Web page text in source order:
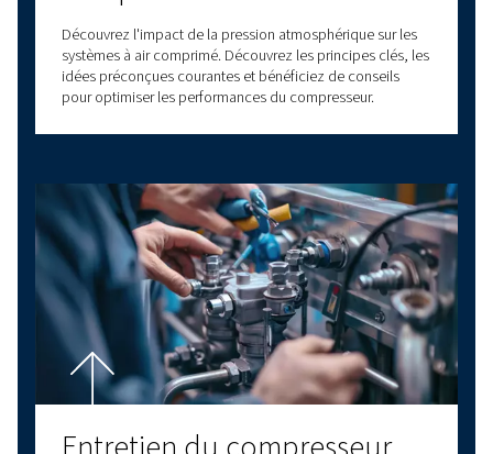
En résumé
Un compresseur à vis à vitesse variable représente une
pertes d'énergie, les coûts, l'usure et fournissent un
comprimé. Que vous soyez dans la fabrication, les
pharmaceutiques ou tout secteur dont les besoins en
un modèle à vitesse variable peut considérablement
votre efficacité opérationnelle.
Contactez les experts